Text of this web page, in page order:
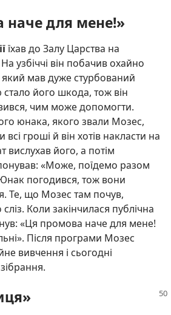
наче для мене!»
їхав до Залу Царства на
узбіччі він побачив охайно
мав дуже стурбований
його шкода, тож він
чим може допомогти.
юнака, якого звали Мозес,
всі гроші й він хотів накласти на
вислухав його, а потім
«Може, поїдемо разом
погодився, тож вони
Те, що Мозес там почув,
Коли закінчилася публічна
«Ця промова наче для мене!
Після програми Мозес
вивчення і сьогодні